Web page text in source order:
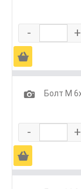
- +
Ä
1
Болт М
- +
Ä